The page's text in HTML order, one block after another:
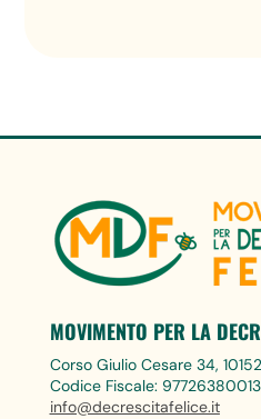
MOVIMENTO PER LA
Corso Giulio Cesare 34,
Codice Fiscale: 97726380013
info@decrescitafelice.it